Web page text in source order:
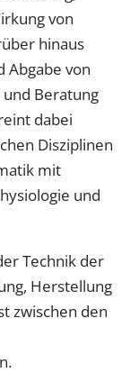
von
hinaus
Abgabe von
Beratung
dabei
Disziplinen
mit
und
Technik der
Herstellung
zwischen den